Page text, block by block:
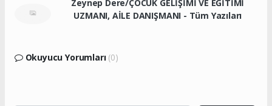
Zeynep Dere/ÇOCUK GELİŞİMİ VE EĞİTİMİ
UZMANI, AİLE DANIŞMANI - Tüm Yazıları
Okuyucu Yorumları (0)